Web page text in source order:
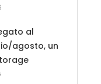
al
agosto, un